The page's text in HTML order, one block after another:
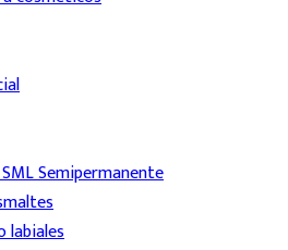
Semipermanente
labiales